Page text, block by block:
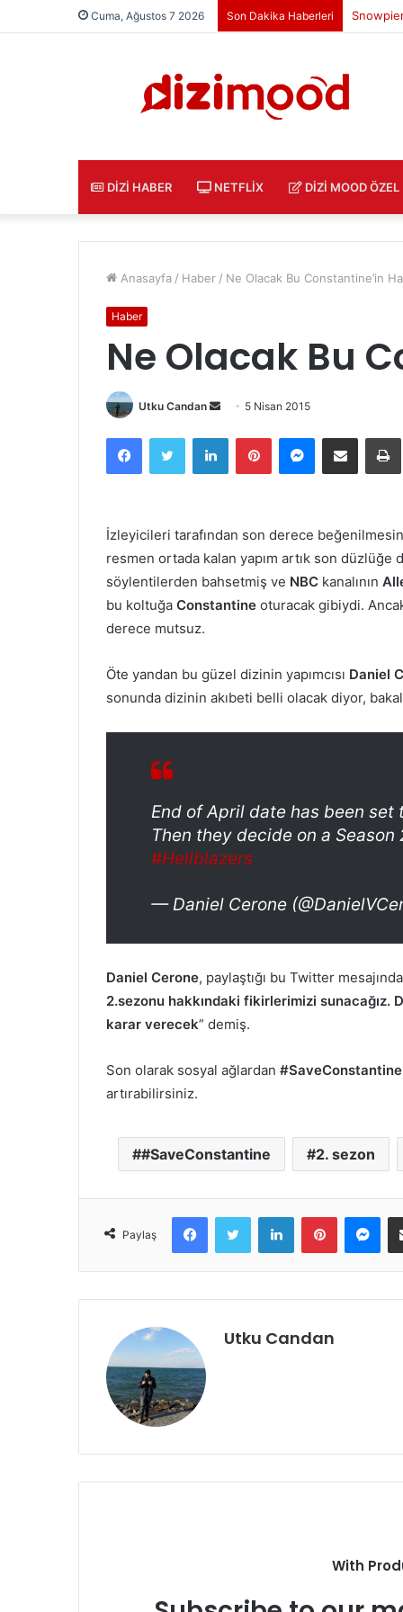
Cuma, Ağustos 7 2026 Son Dakika Haberleri Freud
DIZI HABER NETFLIX DIZI MOOD ÖZEL
Anasayfa / Haber / Ne Olacak Bu Constantine’in
Haber
Ne Olacak Bu
Utku Candan
o
s
t
a
r
5 Nisan 2015
İzleyicileri tarafından son derece
resmen ortada kalan yapım artık son düzlüğe
söylentilerden bahsetmiş ve NBC kanalının
bu koltuğa Constantine oturacak gibiydi.
derece mutsuz.
Öte yandan bu güzel dizinin yapımcısı Daniel
sonunda dizinin akıbeti belli olacak diyor,
End of April date has been set
Then they decide on a Season
#Hellblazers
— Daniel Cerone
Daniel Cerone, paylaştığı bu Twitter
2.sezonu hakkındaki fikirlerimizi sunacağız.
karar verecek” demiş.
Son olarak sosyal ağlardan #SaveConstantine
artırabilirsiniz.
#SaveConstantine 2. sezon
Paylaş
Utku Candan
With